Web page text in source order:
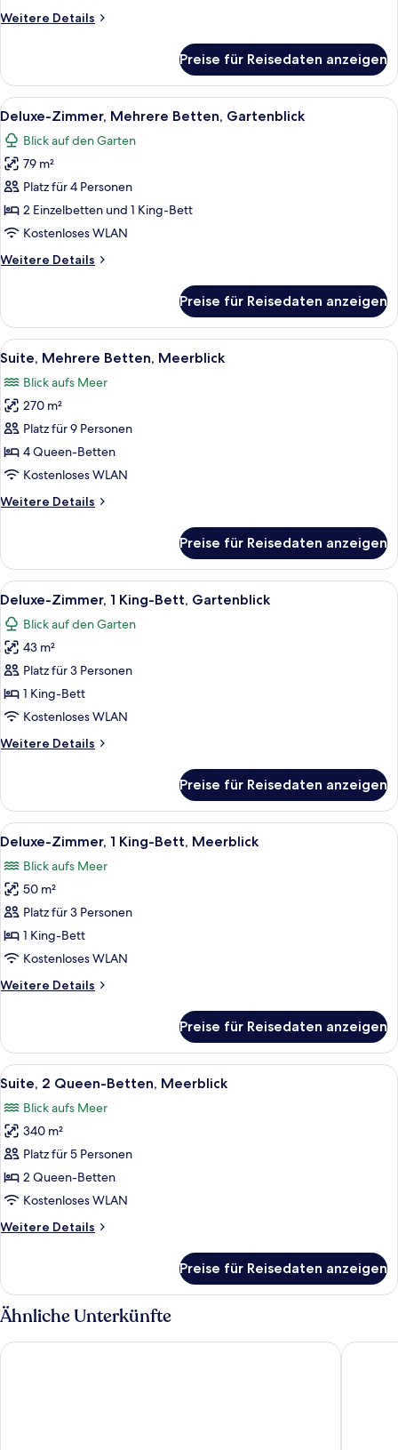
Weitere Details
Weitere
2 Queen-
Betten,
Meerblick
Preise für Reisedaten anzeigen
Alle
Fotos
für
Deluxe-
Zimmer,
Mehrere
Betten,
anzeigen
Ein modernes Hotelzimmer mit
5
Deluxe-Zimmer, Mehrere Betten, Gartenblick
Blick auf den Garten
79 m²
Platz für 4 Personen
2 Einzelbetten und 1 King-Bett
Kostenloses WLAN
Weitere Details
Weitere
Zimmer,
Mehrere
Betten,
Preise für Reisedaten anzeigen
Alle
Fotos
für
Suite,
Mehrere
Betten,
Meerblick
Ein modernes Haus mit
6
Suite, Mehrere Betten, Meerblick
Blick aufs Meer
270 m²
Platz für 9 Personen
4 Queen-Betten
Kostenloses WLAN
Weitere Details
Weitere
Mehrere
Betten,
Meerblick
Preise für Reisedaten anzeigen
Alle
Fotos
für
Deluxe-
Zimmer,
1 King-
Bett,
anzeigen
Ein modernes Hotelzimmer mit
5
Deluxe-Zimmer, 1 King-Bett, Gartenblick
Blick auf den Garten
43 m²
Platz für 3 Personen
1 King-Bett
Kostenloses WLAN
Weitere Details
Weitere
Zimmer,
1 King-
Bett,
Preise für Reisedaten anzeigen
Alle
Fotos
für
Deluxe-
Zimmer,
1 King-
Bett,
anzeigen
Ein modernes Hotelzimmer mit
5
Deluxe-Zimmer, 1 King-Bett, Meerblick
Blick aufs Meer
50 m²
Platz für 3 Personen
1 King-Bett
Kostenloses WLAN
Weitere Details
Weitere
Zimmer,
1 King-
Bett,
Preise für Reisedaten anzeigen
Alle
Fotos
für
Suite,
2 Queen-
Betten,
Meerblick
Ein Hotelzimmer mit einem großen
5
Suite, 2 Queen-Betten, Meerblick
Blick aufs Meer
340 m²
Platz für 5 Personen
2 Queen-Betten
Kostenloses WLAN
Weitere Details
Weitere
2 Queen-
Betten,
Meerblick
Preise für Reisedaten anzeigen
Ähnliche Unterkünfte
The Marmara Bodrum - Adult Only